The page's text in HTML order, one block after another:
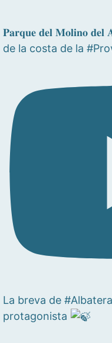
𝐏𝐚𝐫𝐪𝐮𝐞 𝐝𝐞𝐥 𝐌𝐨𝐥𝐢𝐧𝐨
de la costa de la
La breva de
protagonista